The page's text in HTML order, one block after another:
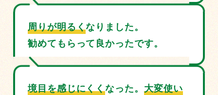
周りが明るくなりました。
勧めてもらって良かったです。
境目を感じにくくなった。大変使い